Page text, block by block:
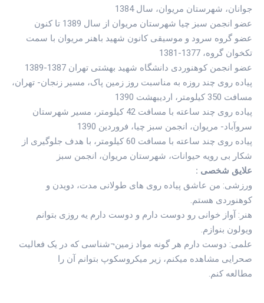
جوانان، شهرستان مریوان، سال 1384
عضو انجمن سبز چیا شهرستان مریوان از سال 1389 تا کنون
عضو گروه سرود و موسیقی کانون شهید باهنر مریوان با سمت
تکخوان گروه، 1377-1381
عضو انجمن کوهنوردی دانشگاه شهید بهشتی تهران 1387-1389
پیاده روی چند روزه به مناسبت روز زمین پاک، مسیر زنجان- تهران،
مسافت 350 کیلومتر، اردیبهشت 1390
پیاده روی چند ساعته با مسافت 42 کیلومتر، مسیر شهرستان
سروآباد- مریوان، انجمن سبز چیا، فروردین 1390
پیاده روی چند ساعته با مسافت 60 کیلومتر، با هدف جلوگیری از
شکار بی رویه حیوانات، شهرستان مریوان، انجمن سبز
علایق شخصی :
ورزشی: من عاشق پیاده روی های طولانی مدت، دویدن و
کوهنوردی هستم.
هنر: آواز خوانی رو دوست دارم و دوست دارم یه روزی بتوانم
ویولون بنوازم.
علمی: دوست دارم هر گونه مواد زمین¬شناسی که در یک فعالیت
صحرایی مشاهده میکنم، زیر میکروسکوپ بتوانم آن را
مطالعه کنم.